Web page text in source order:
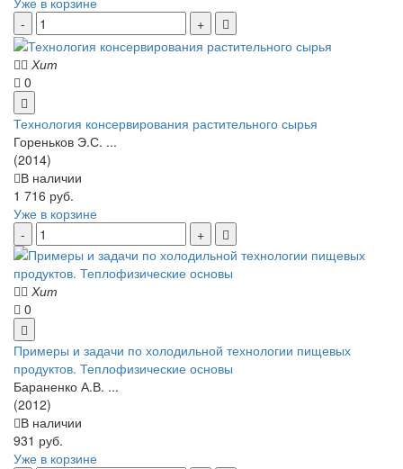
Хит
0
Технология консервирования растительного сырья
Гореньков Э.С. ...
(2014)
В наличии
1 716 руб.
Уже в корзине
Хит
0
Примеры и задачи по холодильной технологии пищевых
продуктов. Теплофизические основы
Бараненко А.В. ...
(2012)
В наличии
931 руб.
Уже в корзине